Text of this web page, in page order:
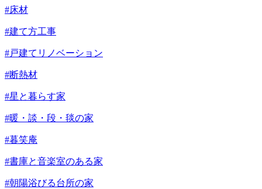
#床材
#建て方工事
#戸建てリノベーション
#断熱材
#星と暮らす家
#暖・談・段・毯の家
#暮笑庵
#書庫と音楽室のある家
#朝陽浴びる台所の家